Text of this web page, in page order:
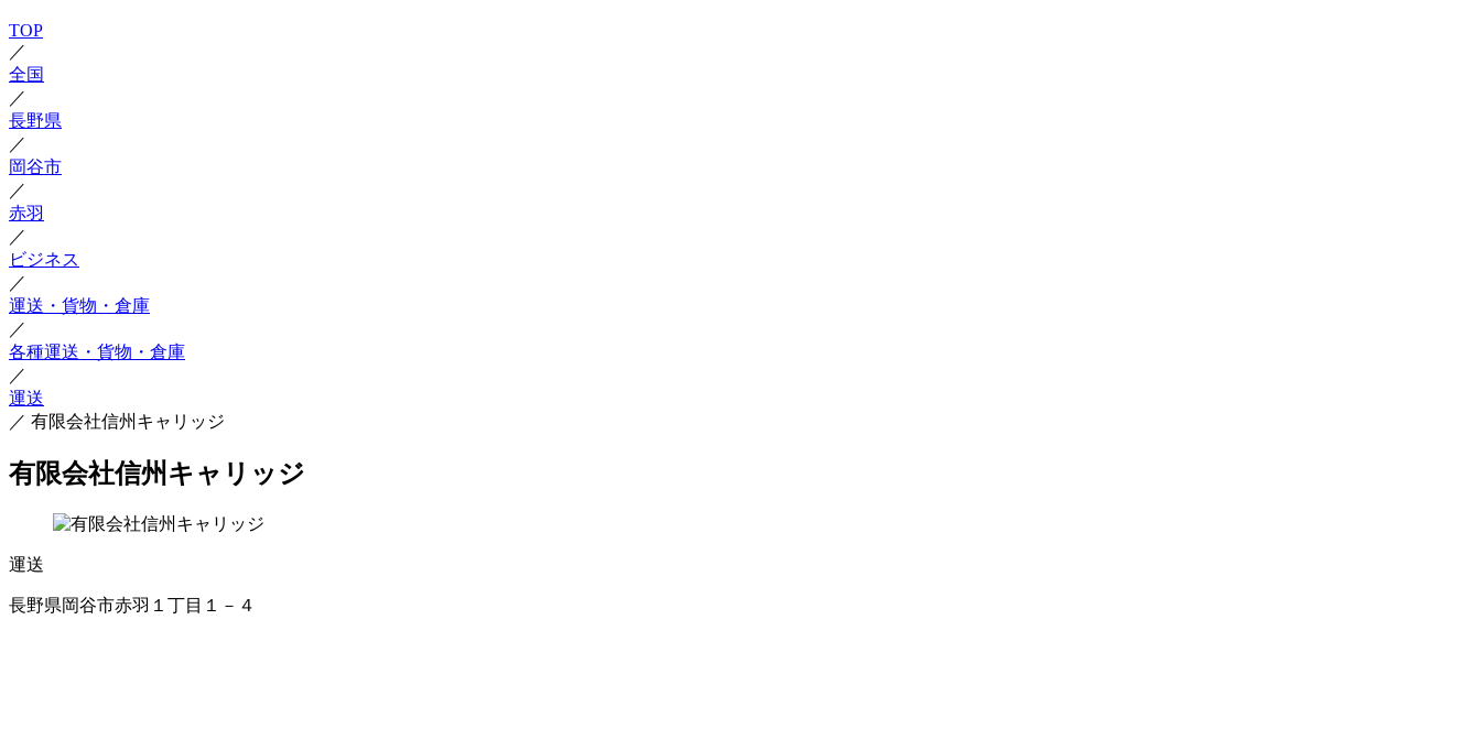
TOP
／
全国
／
長野県
／
岡谷市
／
赤羽
／
ビジネス
／
運送・貨物・倉庫
／
各種運送・貨物・倉庫
／
運送
／ 有限会社信州キャリッジ
有限会社信州キャリッジ
運送
長野県岡谷市赤羽１丁目１－４